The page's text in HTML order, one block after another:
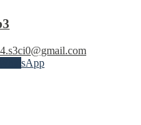
WhatsApp